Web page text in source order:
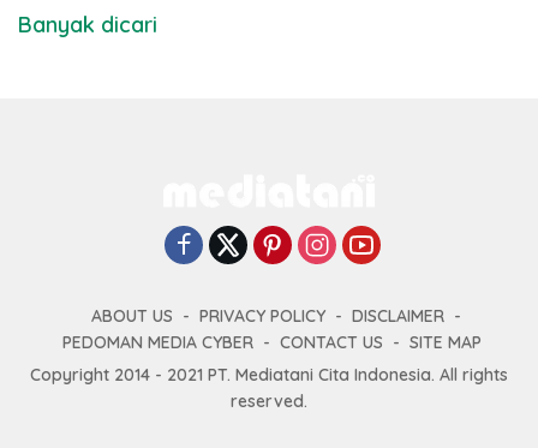
Banyak dicari
ABOUT US PRIVACY POLICY
DISCLAIMER
PEDOMAN MEDIA CYBER
CONTACT US
SITE MAP
Copyright 2014 - 2021 PT. Mediatani Cita Indonesia. All rights
reserved.